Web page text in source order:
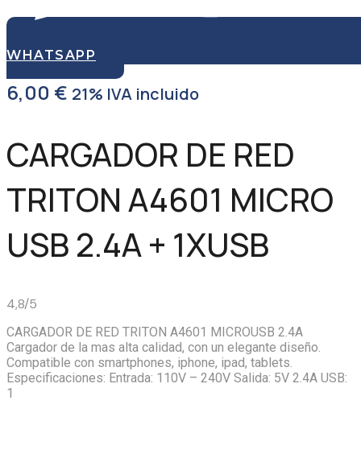
WHATSAPP
6,00 € 21% IVA incluido
CARGADOR DE RED
TRITON A4601 MICRO
USB 2.4A + 1XUSB
4,8/5
CARGADOR DE RED TRITON A4601 MICROUSB 2.4A
Cargador de la mas alta calidad, con un elegante diseño.
Compatible con smartphones, iphone, ipad, tablets.
Especificaciones: Entrada: 110V – 240V Salida: 5V 2.4A USB:
1